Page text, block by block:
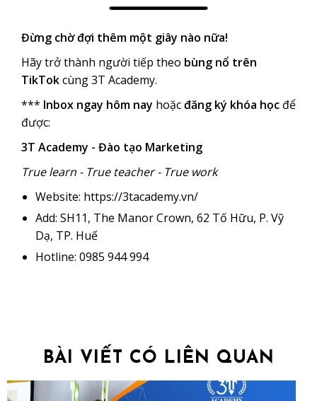
Đừng chờ đợi thêm một giây nào nữa!
Hãy trở thành người tiếp theo bùng nổ trên
TikTokcùng 3T Academy.
*** Inbox ngay hôm nay hoặcđăng ký khóa học để
được:
3T Academy - Đào tạo Marketing
True learn - True teacher - True work
Website: https://3tacademy.vn/
Add: SH11, The Manor Crown, 62 Tố Hữu, P. Vỹ
Dạ, TP. Huế
Hotline: 0985 944 994
BÀI VIẾT CÓ LIÊN QUAN